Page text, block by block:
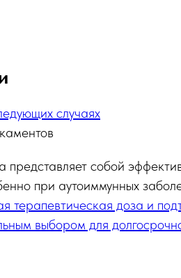
случаях
собой
при аутоиммунных
терапевтическая доза и
выбором для